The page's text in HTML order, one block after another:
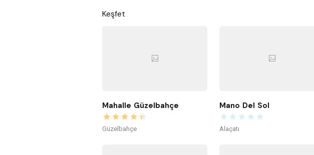
Keşfet
Mahalle Güzelbahçe
Güzelbahçe
Mano Del Sol
Alaçatı